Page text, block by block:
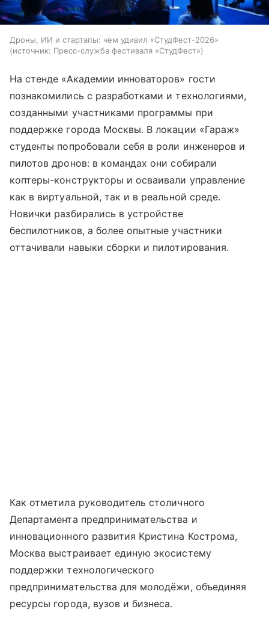
Дроны, ИИ и стартапы: чем удивил «СтудФест-2026»
источник: Пресс-служба фестиваля «СтудФест»
На стенде «Академии инноваторов» гости
познакомились с разработками и технологиями,
созданными участниками программы при
поддержке города Москвы. В локации «Гараж»
студенты попробовали себя в роли инженеров и
пилотов дронов: в командах они собирали
коптеры-конструкторы и осваивали управление
как в виртуальной, так и в реальной среде.
Новички разбирались в устройстве
беспилотников, а более опытные участники
оттачивали навыки сборки и пилотирования.
Как отметила руководитель столичного
Департамента предпринимательства и
инновационного развития Кристина Кострома,
Москва выстраивает единую экосистему
поддержки технологического
предпринимательства для молодёжи, объединяя
ресурсы города, вузов и бизнеса.